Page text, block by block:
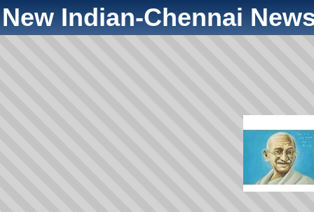
New Indian-Chennai